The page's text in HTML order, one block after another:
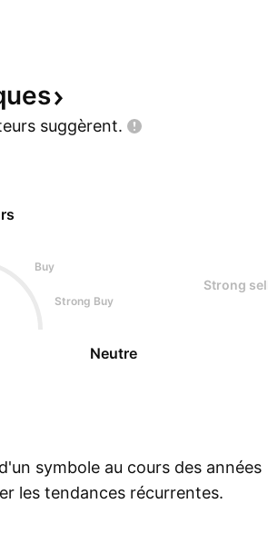
suggèrent.
Buy
Strong Buy
Neutre
Strong
symbole au cours des années
les tendances récurrentes.